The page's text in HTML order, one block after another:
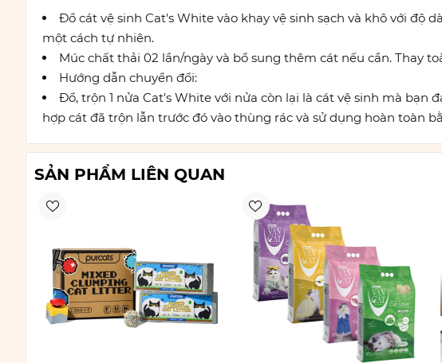
Đổ cát vệ sinh Cat's White vào khay vệ sinh sạch và khô với độ
một cách tự nhiên.
Múc chất thải 02 lần/ngày và bổ sung thêm cát nếu cần. Thay
Hướng dẫn chuyển đổi:
Đổ, trộn 1 nửa Cat's White với nửa còn lại là cát vệ sinh mà
hợp cát đã trộn lẫn trước đó vào thùng rác và sử dụng hoàn toàn
SẢN PHẨM LIÊN QUAN